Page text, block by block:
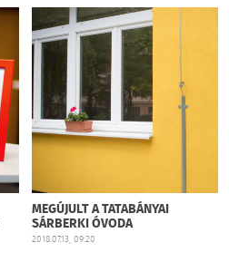
MEGÚJULT A TATABÁNYAI
SÁRBERKI ÓVODA
2018.07.13, 09:20